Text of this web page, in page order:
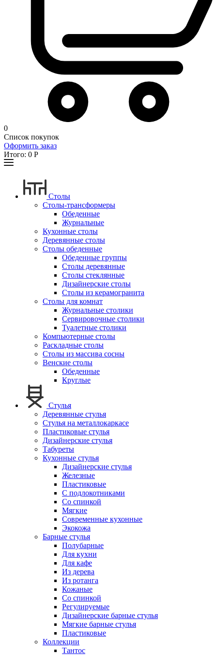
0
Список покупок
Оформить заказ
Итого: 0 Р
Столы
Столы-трансформеры
Обеденные
Журнальные
Кухонные столы
Деревянные столы
Столы обеденные
Обеденные группы
Столы деревянные
Столы стеклянные
Дизайнерские столы
Столы из керамогранита
Столы для комнат
Журнальные столики
Сервировочные столики
Туалетные столики
Компьютерные столы
Раскладные столы
Столы из массива сосны
Венские столы
Обеденные
Круглые
Стулья
Деревянные стулья
Стулья на металлокаркасе
Пластиковые стулья
Дизайнерские стулья
Табуреты
Кухонные стулья
Дизайнерские стулья
Железные
Пластиковые
С подлокотниками
Со спинкой
Мягкие
Современные кухонные
Экокожа
Барные стулья
Полубарные
Для кухни
Для кафе
Из дерева
Из ротанга
Кожаные
Со спинкой
Регулируемые
Дизайнерские барные стулья
Мягкие барные стулья
Пластиковые
Коллекции
Тантос